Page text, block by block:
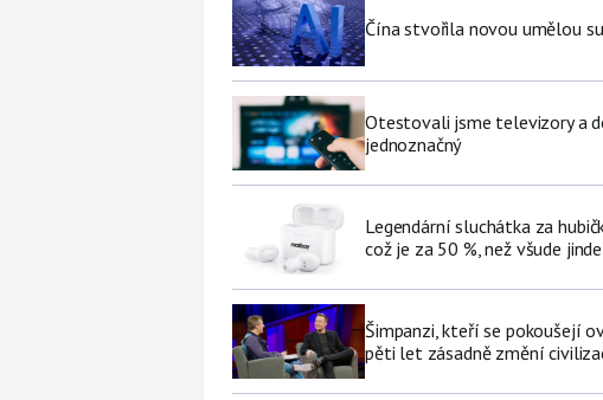
Čína stvořila novou umělou
Otestovali jsme televizory a
jednoznačný
Legendární sluchátka za
což je za 50 %, než všude jinde
Šimpanzi, kteří se pokoušejí
pěti let zásadně změní